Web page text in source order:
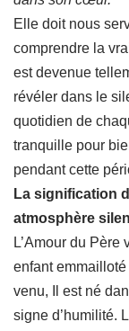
Elle doit nous
comprendre la
est devenue
révéler dans le
quotidien de
tranquille pour
pendant cette
La signification
atmosphère
L’Amour du
enfant
venu, Il est né
signe d’humilité.